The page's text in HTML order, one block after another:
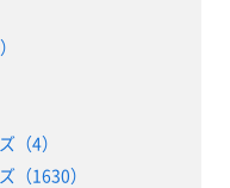
（4）
（1630）